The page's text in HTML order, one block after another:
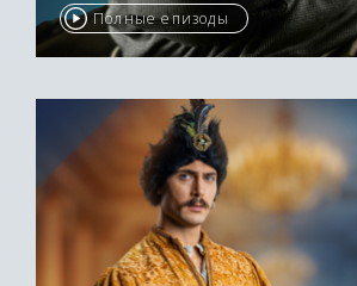
Полные епизоды